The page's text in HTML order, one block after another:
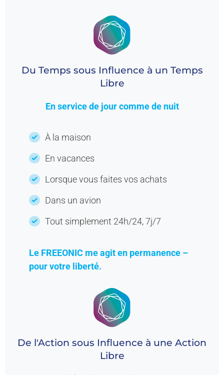
Du Temps sous Influence à un Temps
Libre
En service de jour comme de nuit
À la maison
En vacances
Lorsque vous faites vos achats
Dans un avion
Tout simplement 24h/24, 7j/7
Le FREEONIC me agit en permanence –
pour votre liberté.
De l'Action sous Influence à une Action
Libre